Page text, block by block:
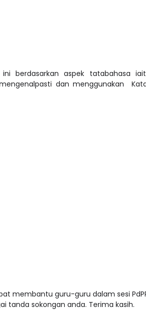
berdasarkan aspek tatabahasa
dan menggunakan
membantu guru-guru dalam sesi
tanda sokongan anda. Terima kasih.